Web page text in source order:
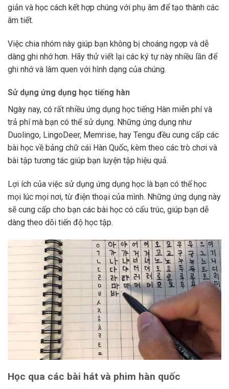
giản và học cách kết hợp chúng với phụ âm để tạo thành các
âm tiết.
Việc chia nhóm này giúp bạn không bị choáng ngợp và dễ
dàng ghi nhớ hơn. Hãy thử viết lại các ký tự này nhiều lần để
ghi nhớ và làm quen với hình dạng của chúng.
Sử dụng ứng dụng học tiếng hàn
Ngày nay, có rất nhiều ứng dụng học tiếng Hàn miễn phí và
trả phí mà bạn có thể sử dụng. Những ứng dụng như
Duolingo, LingoDeer, Memrise, hay Tengu đều cung cấp các
bài học về bảng chữ cái Hàn Quốc, kèm theo các trò chơi và
bài tập tương tác giúp bạn luyện tập hiệu quả.
Lợi ích của việc sử dụng ứng dụng học là bạn có thể học
mọi lúc mọi nơi, từ điện thoại của mình. Những ứng dụng này
sẽ cung cấp cho bạn các bài học có cấu trúc, giúp bạn dễ
dàng theo dõi tiến độ học tập.
Học qua các bài hát và phim hàn quốc